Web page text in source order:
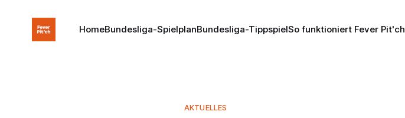
HomeBundesliga-SpielplanBundesliga-TippspielSo funktioniert Fever Pit'ch
AKTUELLES